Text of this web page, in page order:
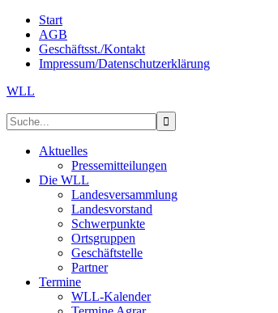
Start
AGB
Geschäftsst./Kontakt
Impressum/Datenschutzerklärung
WLL
Aktuelles
Pressemitteilungen
Die WLL
Landesversammlung
Landesvorstand
Schwerpunkte
Ortsgruppen
Geschäftstelle
Partner
Termine
WLL-Kalender